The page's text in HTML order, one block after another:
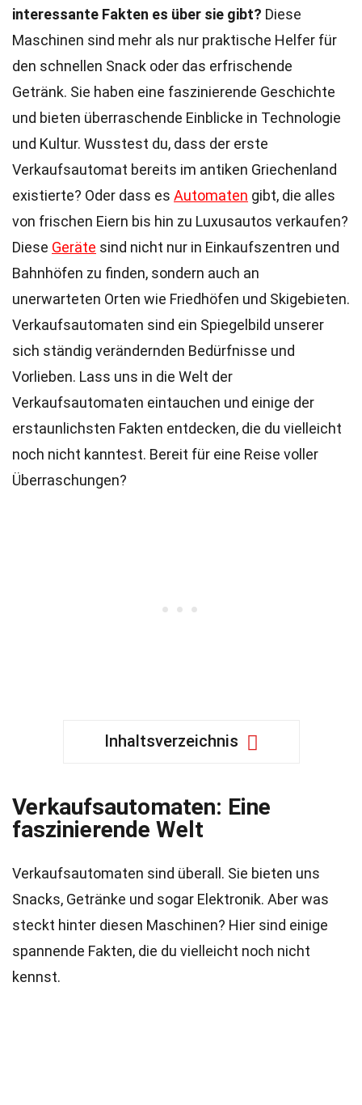
interessante Fakten es über sie gibt? Diese
Maschinen sind mehr als nur praktische Helfer für
den schnellen Snack oder das erfrischende
Getränk. Sie haben eine faszinierende Geschichte
und bieten überraschende Einblicke in Technologie
und Kultur. Wusstest du, dass der erste
Verkaufsautomat bereits im antiken Griechenland
existierte? Oder dass es Automaten gibt, die alles
von frischen Eiern bis hin zu Luxusautos verkaufen?
Diese Geräte sind nicht nur in Einkaufszentren und
Bahnhöfen zu finden, sondern auch an
unerwarteten Orten wie Friedhöfen und Skigebieten.
Verkaufsautomaten sind ein Spiegelbild unserer
sich ständig verändernden Bedürfnisse und
Vorlieben. Lass uns in die Welt der
Verkaufsautomaten eintauchen und einige der
erstaunlichsten Fakten entdecken, die du vielleicht
noch nicht kanntest. Bereit für eine Reise voller
Überraschungen?
Inhaltsverzeichnis
Verkaufsautomaten: Eine
faszinierende Welt
Verkaufsautomaten sind überall. Sie bieten uns
Snacks, Getränke und sogar Elektronik. Aber was
steckt hinter diesen Maschinen? Hier sind einige
spannende Fakten, die du vielleicht noch nicht
kennst.